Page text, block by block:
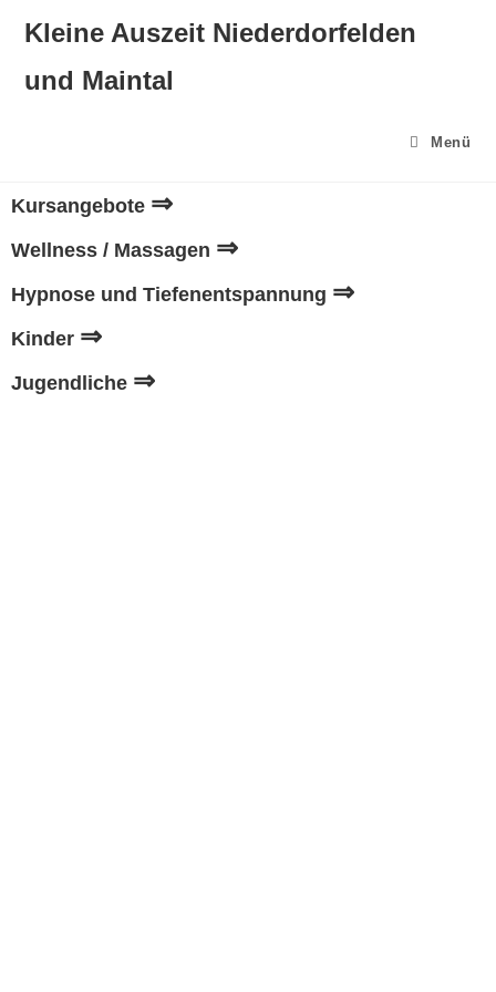
Kleine Auszeit Niederdorfelden
und Maintal
Menü
Kursangebote ⇒
Wellness / Massagen ⇒
Hypnose und Tiefenentspannung ⇒
Kinder ⇒
Jugendliche ⇒